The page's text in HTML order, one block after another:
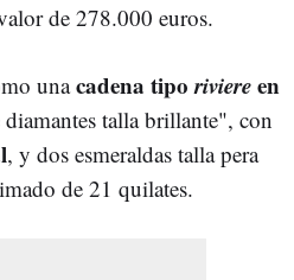
de 278.000 euros.
unacadena tiporiviereen
talla brillante", con
, y dos esmeraldas talla pera
de 21 quilates.